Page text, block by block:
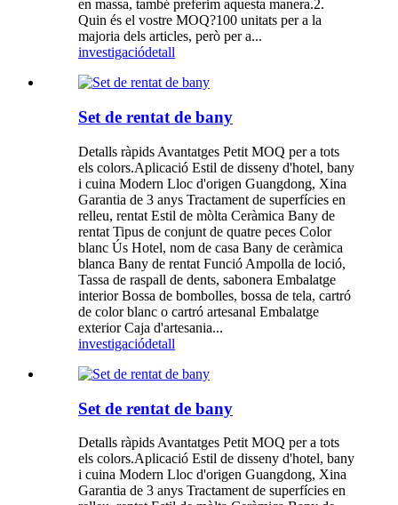
en massa, també preferim aquesta manera.2.
Quin és el vostre MOQ?100 unitats per a la
majoria dels articles, però per a...
investigaciódetall
Set de rentat de bany
Detalls ràpids Avantatges Petit MOQ per a tots
els colors.Aplicació Estil de disseny d'hotel, bany
i cuina Modern Lloc d'origen Guangdong, Xina
Garantia de 3 anys Tractament de superfícies en
relleu, rentat Estil de mòlta Ceràmica Bany de
rentat Tipus de conjunt de quatre peces Color
blanc Ús Hotel, nom de casa Bany de ceràmica
blanca Bany de rentat Funció Ampolla de loció,
Tassa de raspall de dents, sabonera Embalatge
interior Bossa de bombolles, bossa de tela, cartró
de color blanc o cartró artesanal Embalatge
exterior Caja d'artesania...
investigaciódetall
Set de rentat de bany
Detalls ràpids Avantatges Petit MOQ per a tots
els colors.Aplicació Estil de disseny d'hotel, bany
i cuina Modern Lloc d'origen Guangdong, Xina
Garantia de 3 anys Tractament de superfícies en